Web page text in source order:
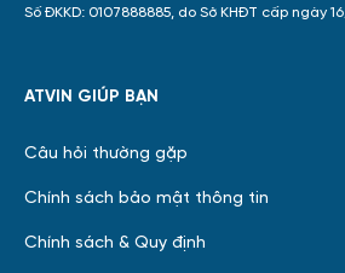
Số ĐKKD: 0107888885, do Sở KHĐT cấp ngày
ATVIN GIÚP BẠN
Câu hỏi thường gặp
Chính sách bảo mật thông tin
Chính sách & Quy định